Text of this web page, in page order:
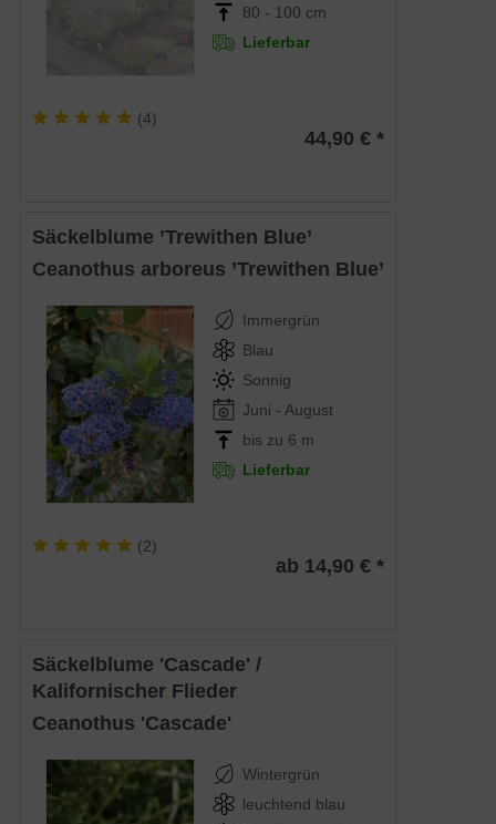
80 - 100 cm
Lieferbar
(4)
44,90 € *
Säckelblume ’Trewithen Blue’
Ceanothus arboreus ’Trewithen Blue’
Immergrün
Blau
Sonnig
Juni - August
bis zu 6 m
Lieferbar
(2)
ab 14,90 € *
Säckelblume 'Cascade' /
Kalifornischer Flieder
Ceanothus 'Cascade'
Wintergrün
leuchtend blau